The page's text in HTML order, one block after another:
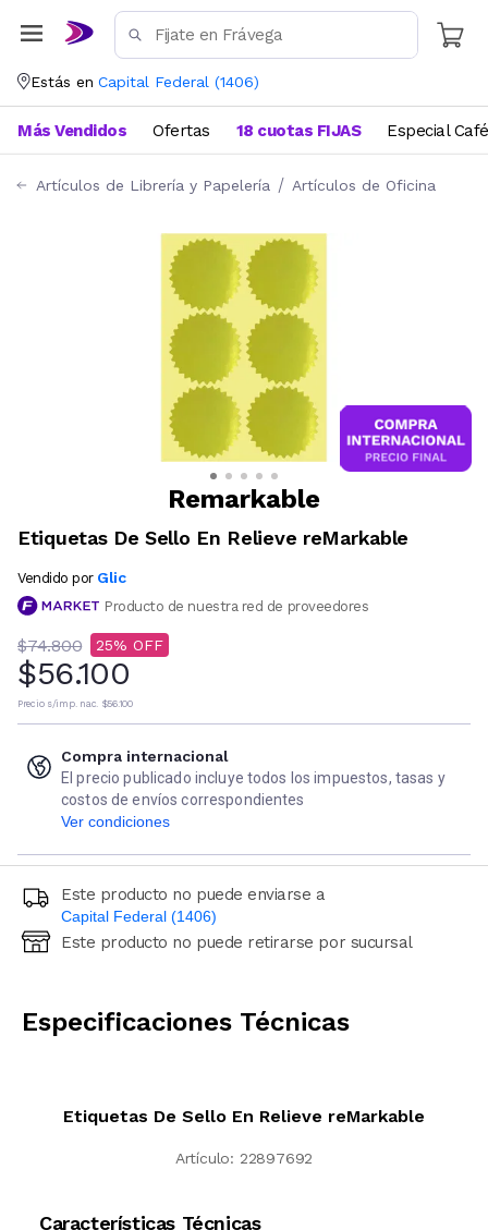
Estás en Capital Federal (1406)
Más Vendidos Ofertas 18 cuotas FIJAS Especial Café
Artículos de Librería y Papelería Artículos de Oficina
Remarkable
Etiquetas De Sello En Relieve reMarkable
Vendido por Glic
Producto de nuestra red de proveedores
$74.800 25
$56.100
Precio s/imp. nac. $56.100
Compra internacional
El precio publicado incluye todos los impuestos, tasas y
costos de envíos correspondientes
Ver condiciones
Este producto no puede enviarse a
Capital Federal (1406)
Ingresá código postal (sólo números)
Este producto no puede retirarse por sucursal
Especificaciones Técnicas
Etiquetas De Sello En Relieve reMarkable
Artículo: 22897692
Características Técnicas